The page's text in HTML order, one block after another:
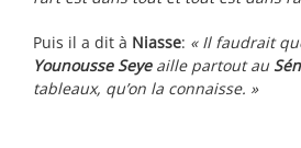
Puis il a dit à Niasse: « Il faudrait
Younousse Seyeaille partout au
tableaux, qu’on la connaisse. »